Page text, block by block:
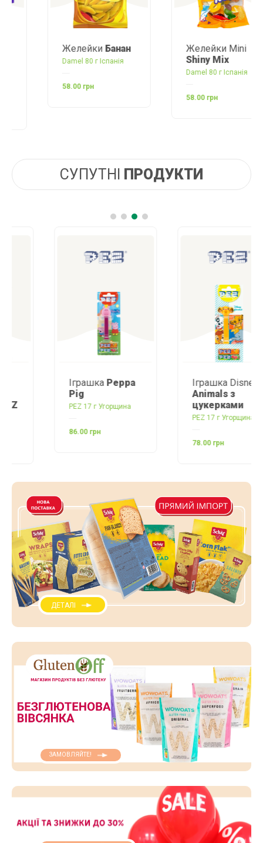
ЖелейкиБанан
Damel 80 г Іспанія
Желейки Mini
Shiny Mix
Damel 80 г Іспанія
СУПУТНІ ПРОДУКТИ
Peppa
PEZ 17 г Угорщина
Іграшка Disney
Animals з
цукерками
PEZ 17 г Угорщина
ДЕТАЛІ
ЗАМОВЛЯЙТЕ!